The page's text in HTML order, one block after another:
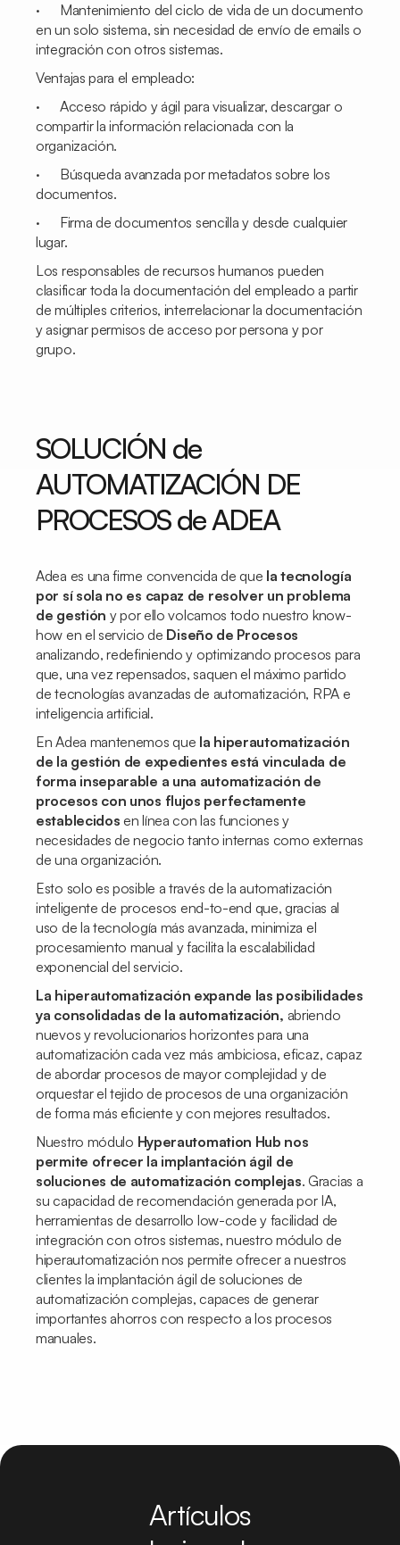
· Mantenimiento del ciclo de vida de un documento
en un solo sistema, sin necesidad de envío de emails o
integración con otros sistemas.
Ventajas para el empleado:
· Acceso rápido y ágil para visualizar, descargar o
compartir la información relacionada con la
organización.
· Búsqueda avanzada por metadatos sobre los
documentos.
· Firma de documentos sencilla y desde cualquier
lugar.
Los responsables de recursos humanos pueden
clasificar toda la documentación del empleado a partir
de múltiples criterios, interrelacionar la documentación
y asignar permisos de acceso por persona y por
grupo.
SOLUCIÓN de
AUTOMATIZACIÓN DE
PROCESOS de ADEA
Adea es una firme convencida de que la tecnología
por sí sola no es capaz de resolver un problema
de gestión y por ello volcamos todo nuestro know-
how en el servicio de Diseño de Procesos
analizando, redefiniendo y optimizando procesos para
que, una vez repensados, saquen el máximo partido
de tecnologías avanzadas de automatización, RPA e
inteligencia artificial.
En Adea mantenemos que la hiperautomatización
de la gestión de expedientes está vinculada de
forma inseparable a una automatización de
procesos con unos flujos perfectamente
establecidos en línea con las funciones y
necesidades de negocio tanto internas como externas
de una organización.
Esto solo es posible a través de la automatización
inteligente de procesos end-to-end que, gracias al
uso de la tecnología más avanzada, minimiza el
procesamiento manual y facilita la escalabilidad
exponencial del servicio.
La hiperautomatización expande las posibilidades
ya consolidadas de la automatización, abriendo
nuevos y revolucionarios horizontes para una
automatización cada vez más ambiciosa, eficaz, capaz
de abordar procesos de mayor complejidad y de
orquestar el tejido de procesos de una organización
de forma más eficiente y con mejores resultados.
Nuestro módulo Hyperautomation Hub nos
permite ofrecer la implantación ágil de
soluciones de automatización complejas. Gracias a
su capacidad de recomendación generada por IA,
herramientas de desarrollo low-code y facilidad de
integración con otros sistemas, nuestro módulo de
hiperautomatización nos permite ofrecer a nuestros
clientes la implantación ágil de soluciones de
automatización complejas, capaces de generar
importantes ahorros con respecto a los procesos
manuales.
Artículos